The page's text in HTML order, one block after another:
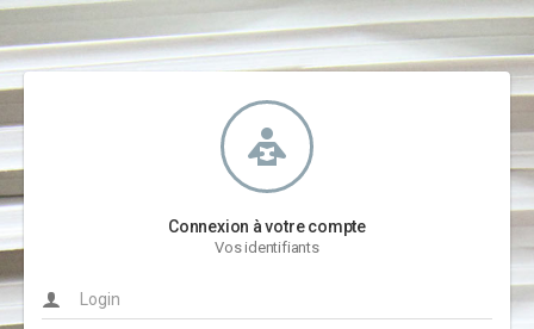
Connexion à votre compte
Vos identifiants